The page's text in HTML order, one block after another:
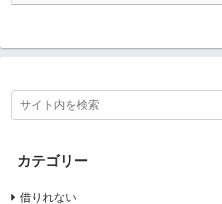
カテゴリー
借りれない